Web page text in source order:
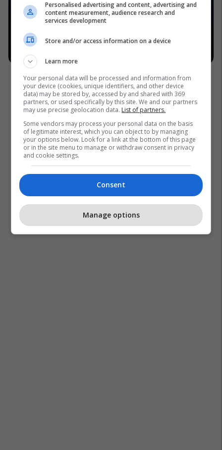
Personalised advertising and content, advertising and
content measurement, audience research and
services development
Store and/or access information on a device
Learn more
Your personal data will be processed and information from
your device (cookies, unique identifiers, and other device
data) may be stored by, accessed by and shared with 369
partners, or used specifically by this site. We and our partners
may use precise geolocation data. List of partners.
Some vendors may process your personal data on the basis
of legitimate interest, which you can object to by managing
your options below. Look for a link at the bottom of this page
or in the site menu to manage or withdraw consent in privacy
and cookie settings.
Consent
Manage options